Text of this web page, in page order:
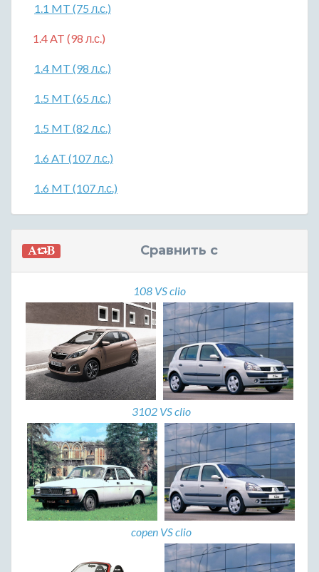
1.1 MT (75 л.с.)
1.4 AT (98 л.с.)
1.4 MT (98 л.с.)
1.5 MT (65 л.с.)
1.5 MT (82 л.с.)
1.6 AT (107 л.с.)
1.6 MT (107 л.с.)
Сравнить с
108 VS clio
3102 VS clio
copen VS clio